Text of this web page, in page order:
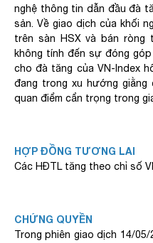
nghệ thông tin dẫn đầu đà
sản. Về giao dịch của khối
trên sàn HSX và bán ròng
không tính đến sự đóng
cho đà tăng của VN-Index
đang trong xu hướng
quan điểm cẩn trọng trong
HỢP ĐỒNG TƯƠNG LAI
Các HĐTL tăng theo chỉ số
CHỨNG QUYỀN
Trong phiên giao dịch 14/